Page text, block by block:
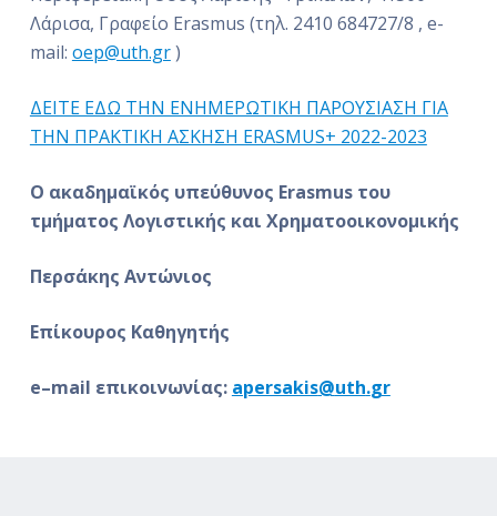
Λάρισα, Γραφείο Erasmus (τηλ. 2410 684727/8 , e-
mail: oep@uth.gr)
ΔΕΙΤΕ ΕΔΩ ΤΗΝ ΕΝΗΜΕΡΩΤΙΚΗ ΠΑΡΟΥΣΙΑΣΗ ΓΙΑ
ΤΗΝ ΠΡΑΚΤΙΚΗ ΑΣΚΗΣΗ ERASMUS+ 2022-2023
Ο ακαδημαϊκός υπεύθυνος Erasmusτου
τμήματος Λογιστικής και Χρηματοοικονομικής
Περσάκης Αντώνιος
Επίκουρος Καθηγητής
e–mail επικοινωνίας: apersakis@uth.gr